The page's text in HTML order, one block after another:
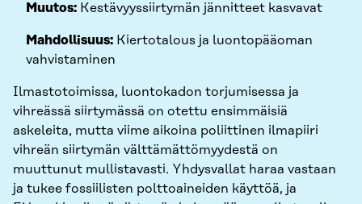
Muutos: Kestävyyssiirtymän jännitteet kasvavat
Mahdollisuus: Kiertotalous ja luontopääoman
vahvistaminen
Ilmastotoimissa, luontokadon torjumisessa ja
vihreässä siirtymässä on otettu ensimmäisiä
askeleita, mutta viime aikoina poliittinen ilmapiiri
vihreän siirtymän välttämättömyydestä on
muuttunut mullistavasti. Yhdysvallat haraa vastaan
ja tukee fossiilisten polttoaineiden käyttöä, ja